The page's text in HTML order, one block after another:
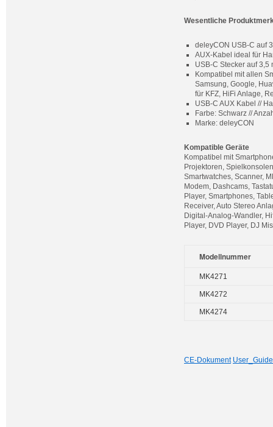
Wesentliche
deleyCON USB-C auf
AUX-Kabel ideal für
USB-C Stecker auf 3,5
Kompatibel mit allen
Samsung, Google,
für KFZ, HiFi Anlage,
USB-C AUX Kabel //
Farbe: Schwarz //
Marke: deleyCON
Kompatible Geräte
Kompatibel mit
Projektoren,
Smartwatches, Scanner,
Modem, Dashcams,
Player, Smartphones,
Receiver, Auto Stereo
Digital-Analog-Wandler,
Player, DVD Player, DJ
Modellnummer
MK4271
MK4272
MK4274
CE-Dokument User_Guide